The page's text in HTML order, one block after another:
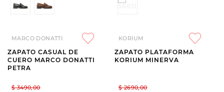
MARCO DONATTI
ZAPATO CASUAL DE
CUERO MARCO DONATTI
PETRA
$ 3490,00
KORIUM
ZAPATO PLATAFORMA
KORIUM MINERVA
$ 2690,00